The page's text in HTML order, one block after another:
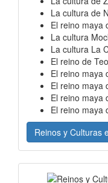
La cultura de
El reino maya
La cultura
La cultura La
El reino de
El reino maya
El reino maya
El reino maya
El reino maya
Reinos y Culturas